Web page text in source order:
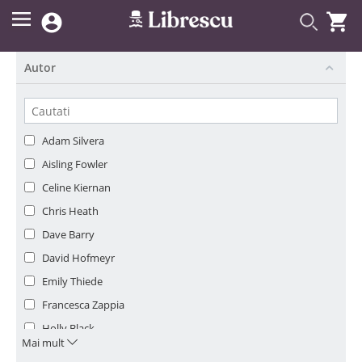
 
Autor
Adam Silvera
Aisling Fowler
Celine Kiernan
Chris Heath
Dave Barry
David Hofmeyr
Emily Thiede
Francesca Zappia
Holly Black
Jonathan Auxier
Mai mult